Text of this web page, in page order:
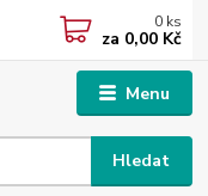
Menu
Hledat
0 ks
za 0,00 Kč